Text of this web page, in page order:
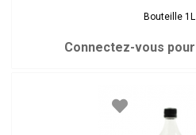
Bouteille 1L
Connectez-vous